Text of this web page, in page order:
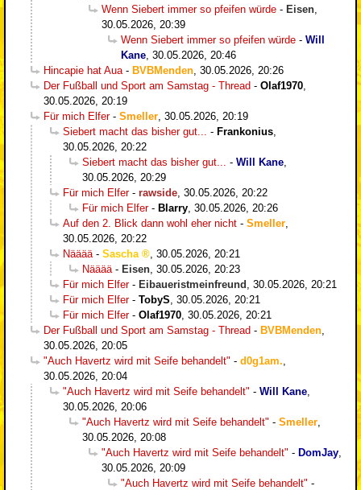
Wenn Siebert immer so pfeifen würde - Eisen
30.05.2026, 20:39
Wenn Siebert immer so pfeifen würde - Will
Kane 30.05.2026, 20:46
Hincapie hat Aua - BVBMenden 30.05.2026, 20:26
Der Fußball und Sport am Samstag - Thread - Olaf1970
30.05.2026, 20:19
Für mich Elfer- Smeller 30.05.2026, 20:19
Siebert macht das bisher gut...
- Frankonius
30.05.2026, 20:22
Siebert macht das bisher gut...
- Will Kane
30.05.2026, 20:29
Für mich Elfer- rawside 30.05.2026, 20:22
Für mich Elfer- Blarry 30.05.2026, 20:26
Auf den 2. Blick dann wohl eher nicht - Smeller
30.05.2026, 20:22
Nääää - Sascha
30.05.2026, 20:21
Nääää - Eisen 30.05.2026, 20:23
Für mich Elfer- Eibaueristmeinfreund 30.05.2026, 20:21
Für mich Elfer- TobyS 30.05.2026, 20:21
Für mich Elfer- Olaf1970 30.05.2026, 20:21
Der Fußball und Sport am Samstag - Thread - BVBMenden
30.05.2026, 20:05
"Auch Havertz wird mit Seife behandelt" - d0g1am.
30.05.2026, 20:04
"Auch Havertz wird mit Seife behandelt" - Will Kane
30.05.2026, 20:06
"Auch Havertz wird mit Seife behandelt" - Smeller
30.05.2026, 20:08
"Auch Havertz wird mit Seife behandelt" - DomJay
30.05.2026, 20:09
"Auch Havertz wird mit Seife behandelt" -